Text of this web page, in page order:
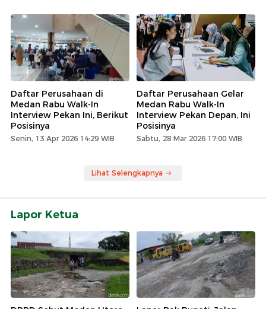
Daftar Perusahaan di
Medan Rabu Walk-In
Interview Pekan Ini, Berikut
Posisinya
Senin, 13 Apr 2026 14:29 WIB
Daftar Perusahaan Gelar
Medan Rabu Walk-In
Interview Pekan Depan, Ini
Posisinya
Sabtu, 28 Mar 2026 17:00 WIB
Lihat Selengkapnya
Lapor Ketua